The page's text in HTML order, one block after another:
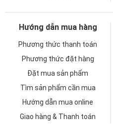
Hướng dẫn mua hàng
Phương thức thanh toán
Phương thức đặt hàng
Đặt mua sản phẩm
Tìm sản phẩm cần mua
Hướng dẫn mua online
Giao hàng & Thanh toán